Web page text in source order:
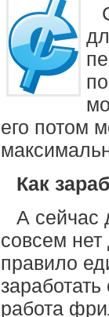
его потом
Как
А сейчас
совсем
правило
работа